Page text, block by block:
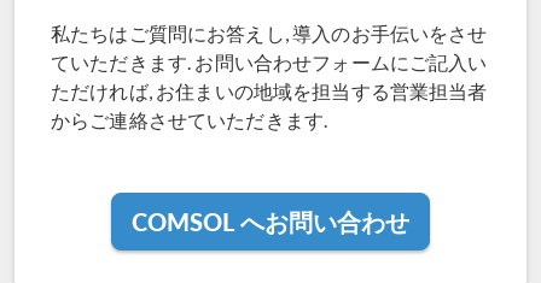
私たちはご質問にお答えし, 導入のお手伝いをさせ
ていただきます. お問い合わせフォームにご記入い
ただければ, お住まいの地域を担当する営業担当者
からご連絡させていただきます.
COMSOL へお問い合わせ